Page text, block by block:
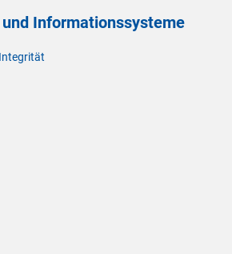
Informationssysteme